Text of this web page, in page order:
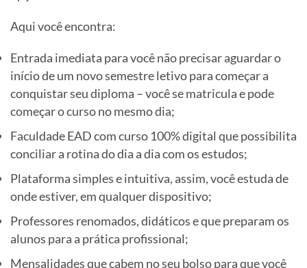
Aqui você encontra:
Entrada imediata para você não precisar aguardar o
início de um novo semestre letivo para começar a
conquistar seu diploma – você se matricula e pode
começar o curso no mesmo dia;
Faculdade EAD com curso 100% digital que possibilita
conciliar a rotina do dia a dia com os estudos;
Plataforma simples e intuitiva, assim, você estuda de
onde estiver, em qualquer dispositivo;
Professores renomados, didáticos e que preparam os
alunos para a prática profissional;
Mensalidades que cabem no seu bolso para que você